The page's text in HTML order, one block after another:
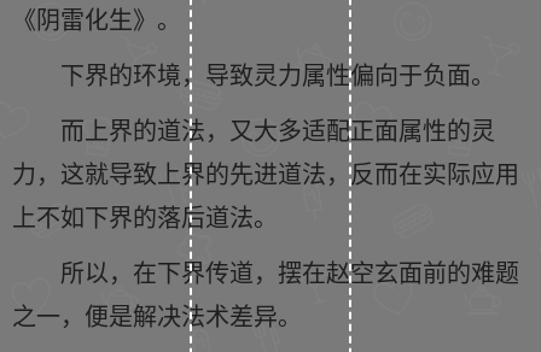
《阴雷化生》。
下界的环境，导致灵力属性偏向于负面。
而上界的道法，又大多适配正面属性的灵
力，这就导致上界的先进道法，反而在实际应用
上不如下界的落后道法。
所以，在下界传道，摆在赵空玄面前的难题
之一，便是解决法术差异。